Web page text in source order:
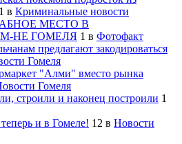
1 в Криминальные новости
МЕСТО В
НЕ ГОМЕЛЯ 1 в Фотофакт
предлагают закодироваться
Гомеля
"Алми" вместо рынка
Гомеля
строили и наконец построили 1
и в Гомеле! 12 в Новости